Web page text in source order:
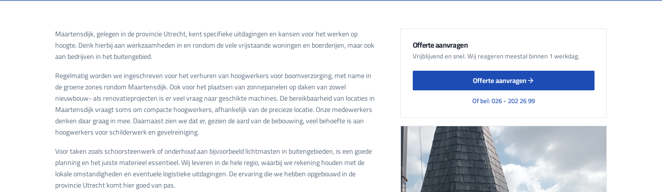
Maartensdijk, gelegen in de provincie Utrecht, kent specifieke uitdagingen en kansen voor het werken op
hoogte. Denk hierbij aan werkzaamheden in en rondom de vele vrijstaande woningen en boerderijen, maar ook
aan bedrijven in het buitengebied.
Regelmatig worden we ingeschreven voor het verhuren van hoogwerkers voor boomverzorging, met name in
de groene zones rondom Maartensdijk. Ook voor het plaatsen van zonnepanelen op daken van zowel
nieuwbouw- als renovatieprojecten is er veel vraag naar geschikte machines. De bereikbaarheid van locaties in
Maartensdijk vraagt soms om compacte hoogwerkers, afhankelijk van de precieze locatie. Onze medewerkers
denken daar graag in mee. Daarnaast zien we dat er, gezien de aard van de bebouwing, veel behoefte is aan
hoogwerkers voor schilderwerk en gevelreiniging.
Voor taken zoals schoorsteenwerk of onderhoud aan bijvoorbeeld lichtmasten in buitengebieden, is een goede
planning en het juiste materieel essentieel. Wij leveren in de hele regio, waarbij we rekening houden met de
lokale omstandigheden en eventuele logistieke uitdagingen. De ervaring die we hebben opgebouwd in de
provincie Utrecht komt hier goed van pas.
Offerte aanvragen
Vrijblijvend en snel. Wij reageren meestal binnen 1 werkdag.
Offerte aanvragen
Of bel: 026 - 202 26 99